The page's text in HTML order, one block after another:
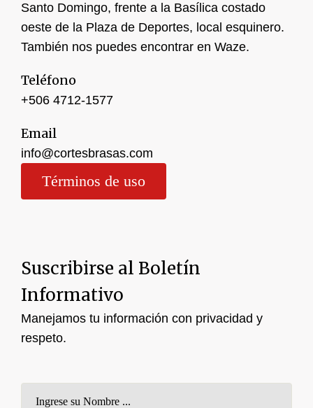
Santo Domingo, frente a la Basílica costado
oeste de la Plaza de Deportes, local esquinero.
También nos puedes encontrar en Waze.
Teléfono
+506 4712-1577
Email
info@cortesbrasas.com
Términos de uso
Suscribirse al Boletín
Informativo
Manejamos tu información con privacidad y
respeto.